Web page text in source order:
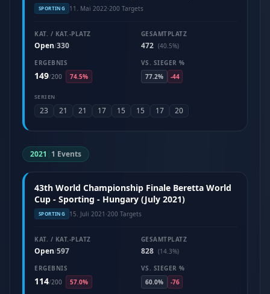
SPORTING 11. Mai 2022·200 Targets
KAT. / KAT.-PLATZ
Open/330
GESAMTPLATZ
472 (40.5%)
ERGEBNIS
149/200 74.5%
VS. SIEGER %
77.2%
-44
SERIEN
23 21 21 17 15 15 17 20
2021 | 1 Events
43th World Championship Finale Beretta World
Cup - Sporting - Hungary (July 2021)
SPORTING 15. Juli 2021 ·200 Targets
KAT. / KAT.-PLATZ
Open/597
GESAMTPLATZ
828 (14.3%)
ERGEBNIS
114/200 57.0%
VS. SIEGER %
60.0%
-76